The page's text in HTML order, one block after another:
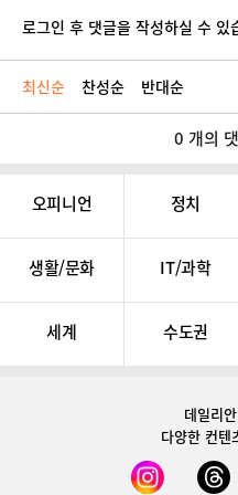
로그인 후 댓글을 작성하실 수 있
최신순 찬성순 반대순
0 개의
오피니언 정치
생활/문화 IT/과학
세계 수도권
데일리
다양한 컨텐